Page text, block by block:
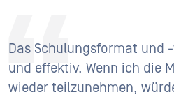
Das Schulungsformat und
und effektiv. Wenn ich die
wieder teilzunehmen,